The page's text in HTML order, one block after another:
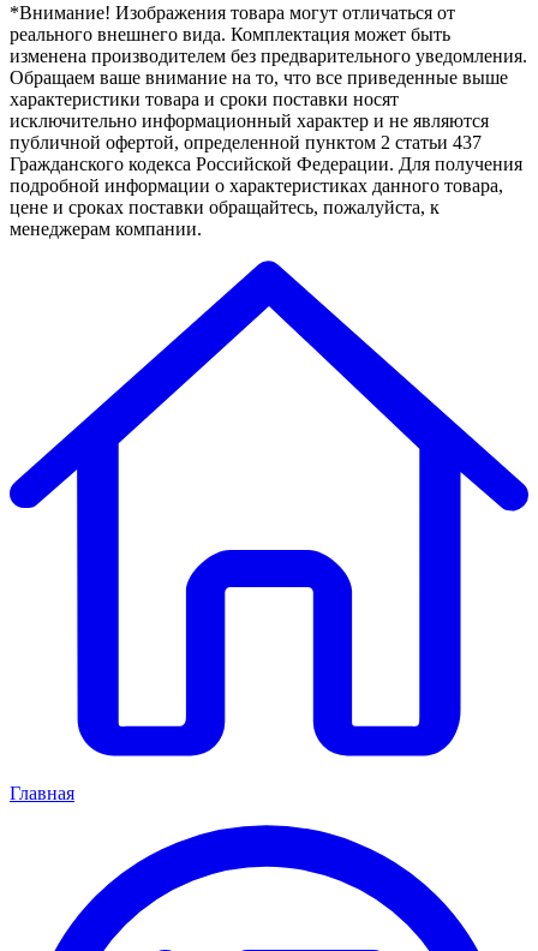
*Внимание! Изображения товара могут отличаться от
реального внешнего вида. Комплектация может быть
изменена производителем без предварительного уведомления.
Обращаем ваше внимание на то, что все приведенные выше
характеристики товара и сроки поставки носят
исключительно информационный характер и не являются
публичной офертой, определенной пунктом 2 статьи 437
Гражданского кодекса Российской Федерации. Для получения
подробной информации о характеристиках данного товара,
цене и сроках поставки обращайтесь, пожалуйста, к
менеджерам компании.
Главная